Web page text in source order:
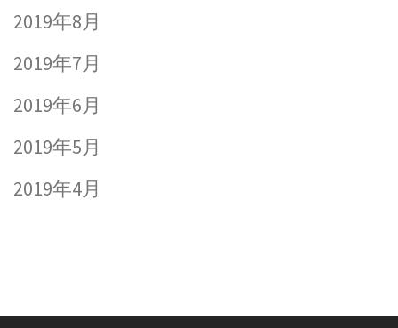
2019年8月
2019年7月
2019年6月
2019年5月
2019年4月